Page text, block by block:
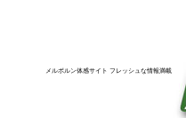
メルボルン体感サイト フレッシュな情報満載